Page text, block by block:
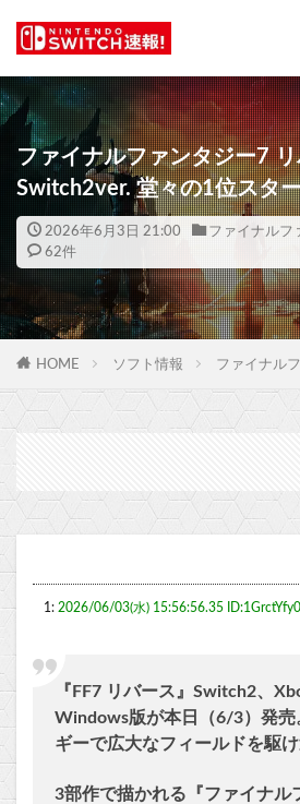
ファイナルファンタジー7
Switch2ver. 堂々の1位スタ
2026年6月3日 21:00 ファイナルフ
62件
HOME ソフト情報 ファイナル
1: 2026/06/03(水) 15:56:56.35 ID:1GrctYfy0
『FF7 リバース』Switch2、
Windows版が本日（6/3）発売
ギーで広大なフィールドを駆
3部作で描かれる『ファイナル